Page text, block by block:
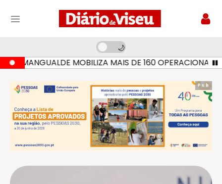
MOBILIZA MAIS DE 160 OPERACIONAIS E
Pub